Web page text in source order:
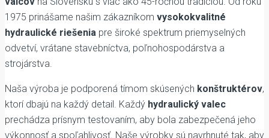
1975 prinášame našim zákazníkom vysokokvalitné
hydraulické riešenia pre široké spektrum priemyselných
odvetví, vrátane stavebníctva, poľnohospodárstva a
strojárstva.
Naša výroba je podporená tímom skúsených konštruktérov,
ktorí dbajú na každý detail. Každý hydraulický valec
prechádza prísnym testovaním, aby bola zabezpečená jeho
výkonnosť a spoľahlivosť. Naše výrobky sú navrhnuté tak, aby